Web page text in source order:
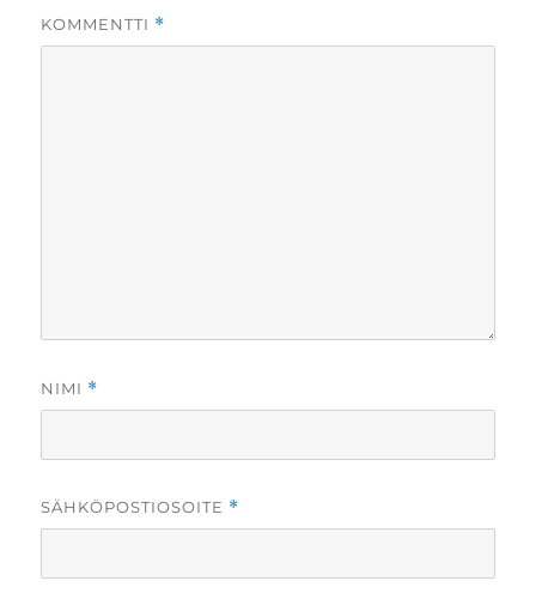
KOMMENTTI *
NIMI *
SÄHKÖPOSTIOSOITE *